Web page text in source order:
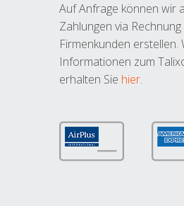
Auf Anfrage können wir
Zahlungen via
Firmenkunden erstellen.
Informationen zum
erhalten Sie hier.